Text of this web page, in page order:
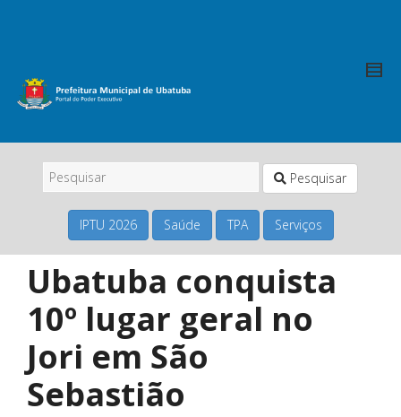
Pesquisar
IPTU 2026 Saúde TPA Serviços
Ubatuba conquista
10º lugar geral no
Jori em São
Sebastião